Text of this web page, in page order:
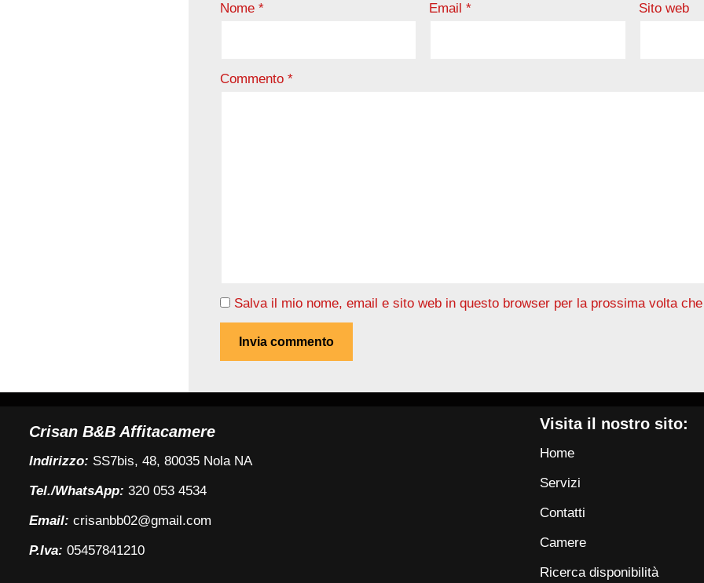
Nome* Email* Sito web
Commento*
Salva il mio nome, email e sito web in questo browser per la prossima volta
Crisan B&B Affitacamere
Indirizzo: SS7bis, 48, 80035 Nola NA
Tel./WhatsApp: 320 053 4534
Email: crisanbb02@gmail.com
P.Iva: 05457841210
Visita il nostro sito:
Home
Servizi
Contatti
Camere
Ricerca disponibilità